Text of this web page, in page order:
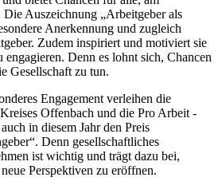
Auszeichnung „Arbeitgeber als
Anerkennung und zugleich
Zudem inspiriert und motiviert sie
engagieren. Denn es lohnt sich, Chancen
Gesellschaft zu tun.
Engagement verleihen die
Offenbach und die Pro Arbeit -
in diesem Jahr den Preis
Denn gesellschaftliches
ist wichtig und trägt dazu bei,
Perspektiven zu eröffnen.